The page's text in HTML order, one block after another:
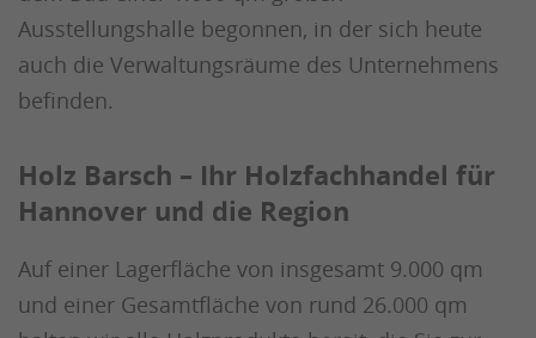
Ausstellungshalle begonnen, in der sich heute
auch die Verwaltungsräume des Unternehmens
befinden.
Holz Barsch – Ihr Holzfachhandel für
Hannover und die Region
Auf einer Lagerfläche von insgesamt 9.000 qm
und einer Gesamtfläche von rund 26.000 qm